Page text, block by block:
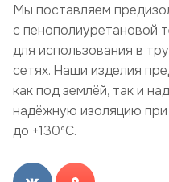
Мы поставляем
с пенополиуретановой
для использования в
сетях. Наши изделия
как под землёй, так и
надёжную изоляцию
до +130ºC.